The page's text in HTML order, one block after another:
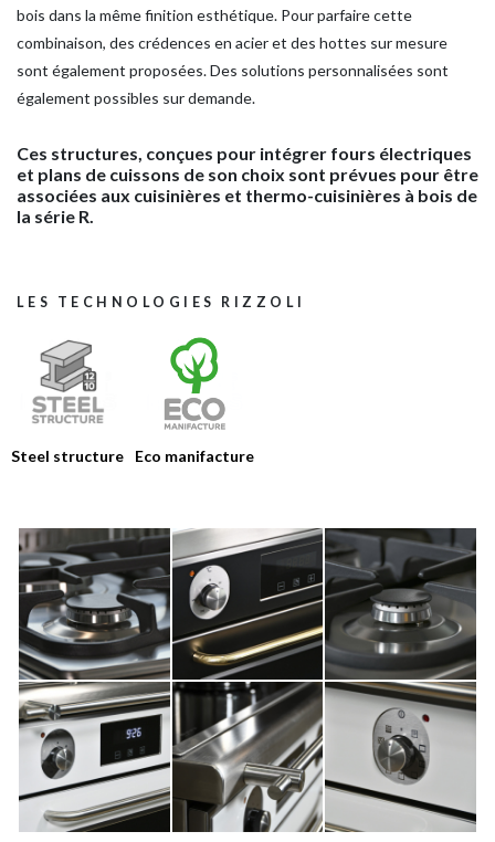
HOME
ENTREPRISE
AIDES
CATALOGUES
ACTUALITÉS
MEDIA
CONTACTS
ZONE RÉSERVÉE
bois dans la même finition esthétique. Pour parfaire cette
combinaison, des crédences en acier et des hottes sur mesure
sont également proposées. Des solutions personnalisées sont
également possibles sur demande.
Ces structures, conçues pour intégrer fours électriques
et plans de cuissons de son choix sont prévues pour être
associées aux cuisinières et thermo-cuisinières à bois de
la série R.
LES TECHNOLOGIES RIZZOLI
Steel structure Eco manifacture